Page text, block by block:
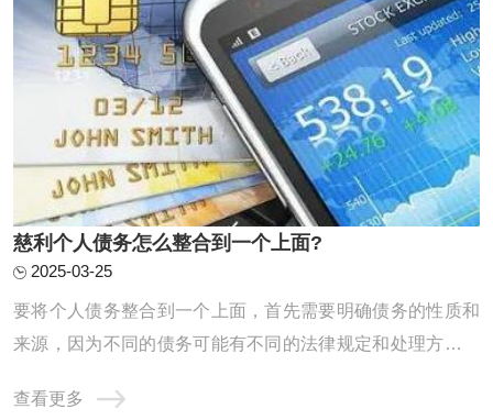
‌慈利个人债务怎么整合到一个上面?
2025-03-25
要将个人债务整合到一个上面，首先需要明确债务的性质和
来源，因为不同的债务可能有不同的法律规定和处理方式。
类单独个人债务：这是指仅由一个人承担的债务，不涉及其
查看更多